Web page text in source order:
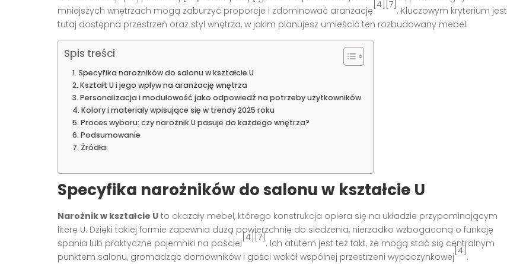
mniejszych wnętrzach mogą zaburzyć proporcje i zdominować aranżację
[4][7]
. Kluczowym kryterium jest
tutaj dostępna przestrzeń oraz styl wnętrza, w jakim planujesz umieścić ten rozbudowany mebel.
Spis treści
Specyfika narożników do salonu w kształcie U
Kształt U i jego wpływ na aranżację wnętrza
Personalizacja i modułowość jako odpowiedź na potrzeby użytkowników
Kolory i materiały wpisujące się w trendy 2025 roku
Proces wyboru: czy narożnik U pasuje do każdego wnętrza?
Podsumowanie
Źródła:
Specyfika narożników do salonu w kształcie U
Narożnik w kształcie U to okazały mebel, którego konstrukcja opiera się na układzie przypominającym
literę U. Dzięki takiej formie zapewnia dużą powierzchnię do siedzenia, nierzadko wzbogaconą o funkcję
spania lub praktyczne pojemniki na pościel
[4][7]
. Ich atutem jest też fakt, że mogą stać się centralnym
punktem salonu, gromadząc domowników i gości wokół wspólnej przestrzeni wypoczynkowej
[4]
.